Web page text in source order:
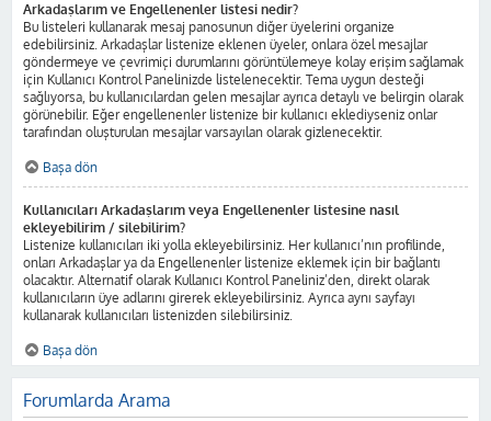
Arkadaşlarım ve Engellenenler listesi nedir?
Bu listeleri kullanarak mesaj panosunun diğer üyelerini organize
edebilirsiniz. Arkadaşlar listenize eklenen üyeler, onlara özel mesajlar
göndermeye ve çevrimiçi durumlarını görüntülemeye kolay erişim sağlamak
için Kullanıcı Kontrol Panelinizde listelenecektir. Tema uygun desteği
sağlıyorsa, bu kullanıcılardan gelen mesajlar ayrıca detaylı ve belirgin olarak
görünebilir. Eğer engellenenler listenize bir kullanıcı eklediyseniz onlar
tarafından oluşturulan mesajlar varsayılan olarak gizlenecektir.
Başa dön
Kullanıcıları Arkadaşlarım veya Engellenenler listesine nasıl
ekleyebilirim / silebilirim?
Listenize kullanıcıları iki yolla ekleyebilirsiniz. Her kullanıcı’nın profilinde,
onları Arkadaşlar ya da Engellenenler listenize eklemek için bir bağlantı
olacaktır. Alternatif olarak Kullanıcı Kontrol Paneliniz’den, direkt olarak
kullanıcıların üye adlarını girerek ekleyebilirsiniz. Ayrıca aynı sayfayı
kullanarak kullanıcıları listenizden silebilirsiniz.
Başa dön
Forumlarda Arama